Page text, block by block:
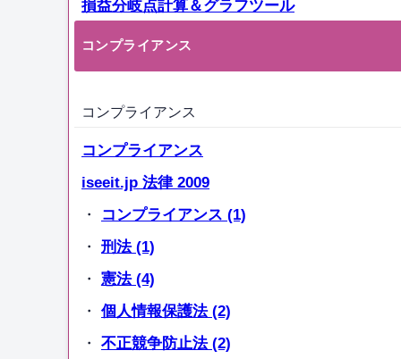
損益分岐点計算＆グラフツール
コンプライアンス
コンプライアンス
コンプライアンス
iseeit.jp 法律 2009
・ コンプライアンス (1)
・ 刑法 (1)
・ 憲法 (4)
・ 個人情報保護法 (2)
・ 不正競争防止法 (2)